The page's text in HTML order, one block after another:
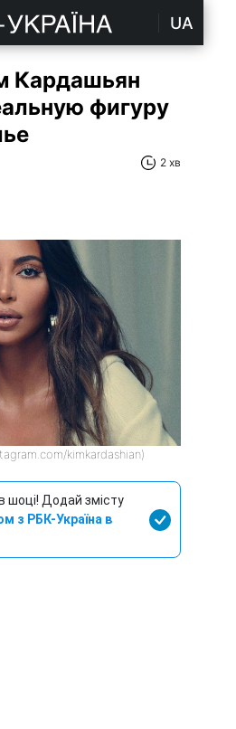
UA
Кардашьян
фигуру
2 хв
kimkardashian)
шоці! Додай змісту
з РБК-Україна в